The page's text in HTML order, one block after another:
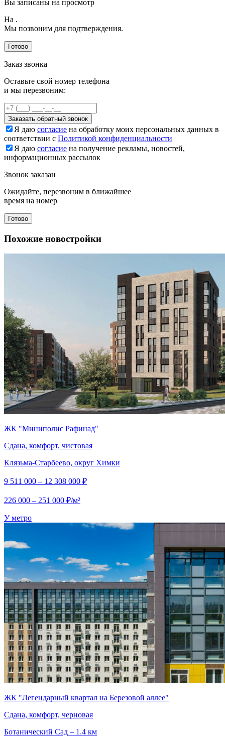
Вы записаны на просмотр
На .
Мы позвоним для подтверждения.
Готово
Заказ звонка
Оставьте свой номер телефона
и мы перезвоним:
Заказать обратный звонок
Я даю согласие на обработку моих персональных данных в
соответствии с Политикой конфиденциальности
Я даю согласие на получение рекламы, новостей,
информационных рассылок
Звонок заказан
Ожидайте, перезвоним в ближайшее
время на номер
Готово
Похожие новостройки
ЖК "Миниполис Рафинад"
Сдана, комфорт, чистовая
Клязьма-Старбеево, округ Химки
9 511 000 – 12 308 000 ₽
226 000 – 251 000 ₽/м²
У метро
ЖК "Легендарный квартал на Березовой аллее"
Сдана, комфорт, черновая
Ботанический Сад – 1.4 км